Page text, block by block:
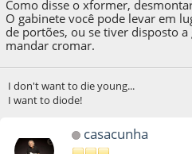
Como disse o xformer,
O gabinete você pode levar em
de portões, ou se tiver disposto
mandar cromar.
I don't want to die young...
I want to diode!
casacunha